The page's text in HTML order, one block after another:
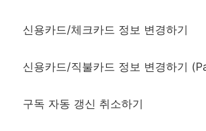
신용카드/체크카드 정보 변경하기
신용카드/직불카드 정보 변경하기
구독 자동 갱신 취소하기